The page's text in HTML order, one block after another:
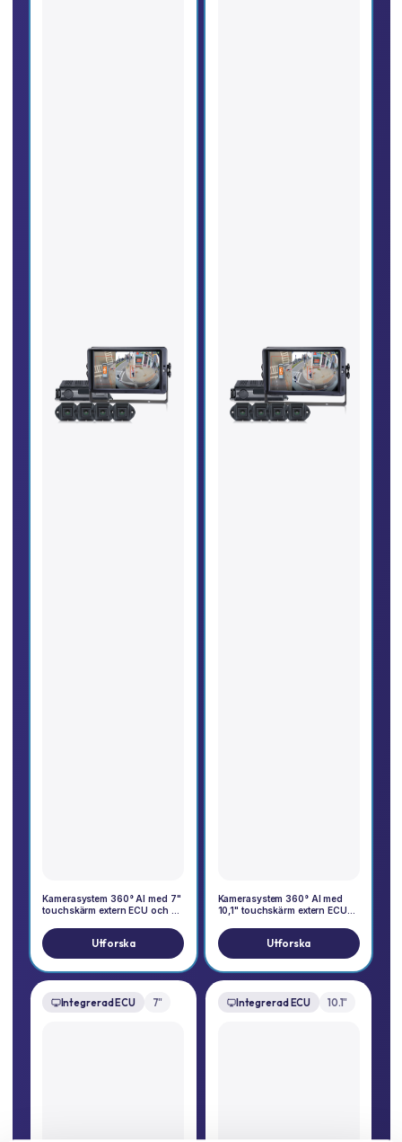
Kamerasystem 360° AI med 7"
touchskärm extern ECU och 4
Utforska
Kamerasystem 360° AI med
10,1" touchskärm extern ECU
TotalView®
Utforska
Integrerad ECU 7" Integrerad ECU 10.1"